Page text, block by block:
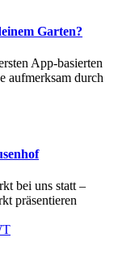
Garten?
App-basierten
aufmerksam durch
bei uns statt –
präsentieren